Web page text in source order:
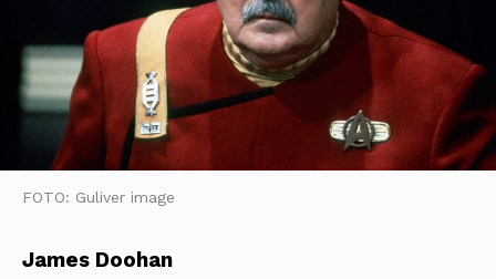
FOTO: Guliver image
James Doohan